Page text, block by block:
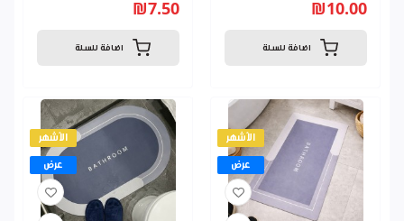
₪7.50
اضافة للسلة
₪10.00
اضافة للسلة
الأشهر
عرض
الأشهر
عرض